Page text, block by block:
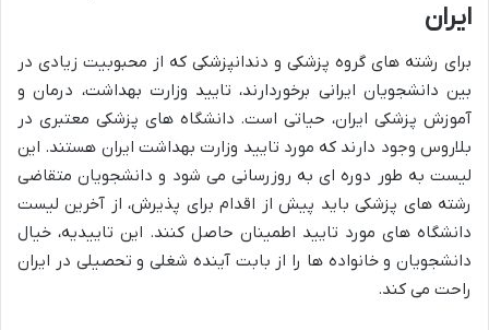
ایران
برای رشته های گروه پزشکی و دندانپزشکی که از محبوبیت زیادی در
بین دانشجویان ایرانی برخوردارند، تایید وزارت بهداشت، درمان و
آموزش پزشکی ایران، حیاتی است. دانشگاه های پزشکی معتبری در
بلاروس وجود دارند که مورد تایید وزارت بهداشت ایران هستند. این
لیست به طور دوره ای به روزرسانی می شود و دانشجویان متقاضی
رشته های پزشکی باید پیش از اقدام برای پذیرش، از آخرین لیست
دانشگاه های مورد تایید اطمینان حاصل کنند. این تاییدیه، خیال
دانشجویان و خانواده ها را از بابت آینده شغلی و تحصیلی در ایران
راحت می کند.